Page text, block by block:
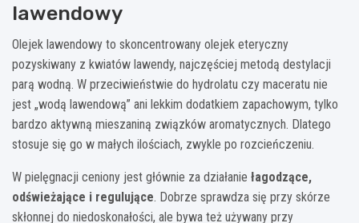
lawendowy
Olejek lawendowy to skoncentrowany olejek eteryczny
pozyskiwany z kwiatów lawendy, najczęściej metodą destylacji
parą wodną. W przeciwieństwie do hydrolatu czy maceratu nie
jest „wodą lawendową” ani lekkim dodatkiem zapachowym, tylko
bardzo aktywną mieszaniną związków aromatycznych. Dlatego
stosuje się go w małych ilościach, zwykle po rozcieńczeniu.
W pielęgnacji ceniony jest głównie za działanie łagodzące,
odświeżające i regulujące. Dobrze sprawdza się przy skórze
skłonnej do niedoskonałości, ale bywa też używany przy